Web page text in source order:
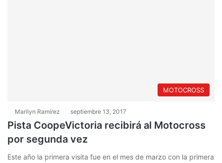
MOTOCROSS
Marilyn Ramírez septiembre 13, 2017
Pista CoopeVictoria recibirá al Motocross
por segunda vez
Este año la primera visita fue en el mes de marzo con la primera